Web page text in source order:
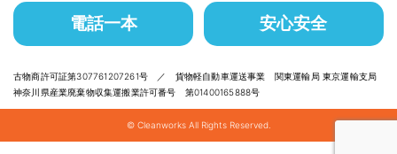
電話一本 安心安全
古物商許可証第307761207261号 ／ 貨物軽自動車運送事業 関東運輸局 東京運輸支局
神奈川県産業廃棄物収集運搬業許可番号 第01400165888号
© Cleanworks All Rights Reserved.